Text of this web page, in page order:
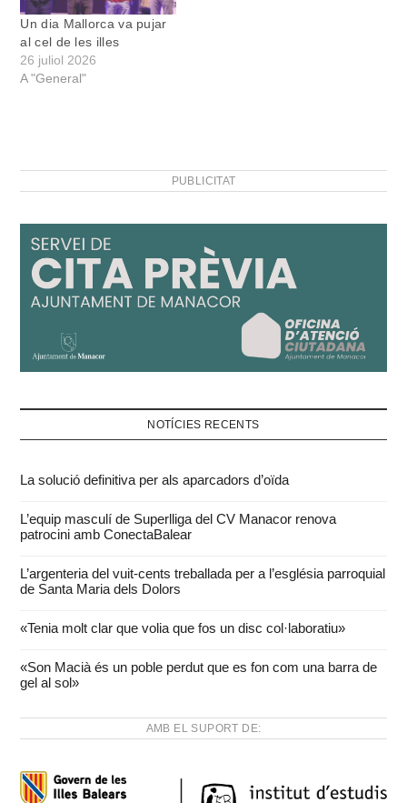
Un dia Mallorca va pujar
al cel de les illes
26 juliol 2026
A "General"
PUBLICITAT
NOTÍCIES RECENTS
La solució definitiva per als aparcadors d’oïda
L’equip masculí de Superlliga del CV Manacor renova
patrocini amb ConectaBalear
L’argenteria del vuit-cents treballada per a l’església parroquial
de Santa Maria dels Dolors
«Tenia molt clar que volia que fos un disc col·laboratiu»
«Son Macià és un poble perdut que es fon com una barra de
gel al sol»
AMB EL SUPORT DE: